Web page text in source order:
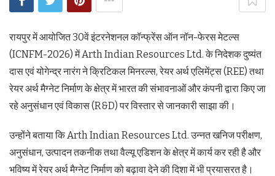
रायपुर में आयोजित 30वें इंटरनेशनल कॉन्फ्रेंस ऑन नॉन-फेरस मेटल्स
(ICNFM-2026) में Arth Indian Resources Ltd. के निदेशक दुष्यंत
दास एवं योगेन्द्र नारंग ने क्रिटिकल मिनरल्स, रेयर अर्थ एलिमेंट्स (REE) तथा
रेयर अर्थ मैग्नेट निर्माण के क्षेत्र में भारत की संभावनाओं और कंपनी द्वारा किए जा
रहे अनुसंधान एवं विकास (R&D) पर विस्तार से जानकारी साझा की।
उन्होंने बताया कि Arth Indian Resources Ltd. उन्नत खनिज परीक्षण,
अनुसंधान, उत्पादन तकनीक तथा वैल्यू एडिशन के क्षेत्र में कार्य कर रही है और
भविष्य में रेयर अर्थ मैग्नेट निर्माण को बढ़ावा देने की दिशा में भी प्रयासरत है।